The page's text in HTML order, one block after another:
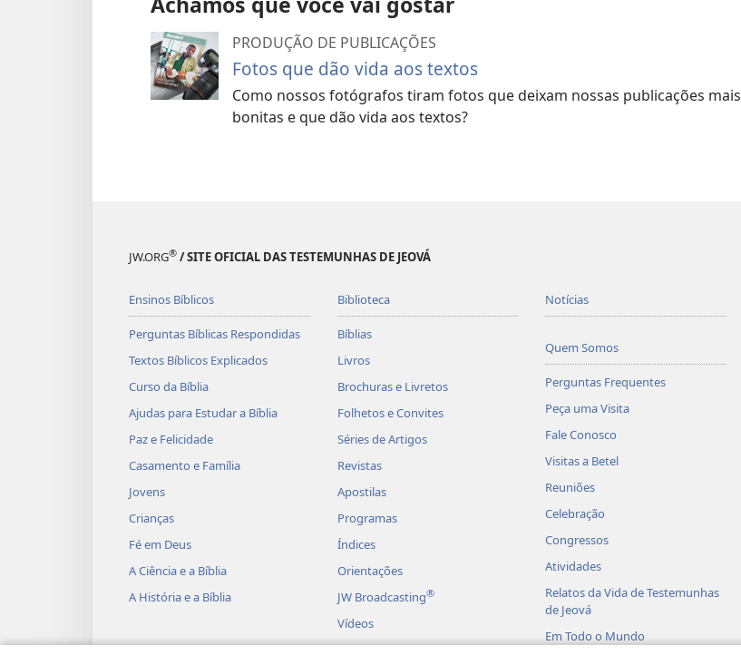
PRODUÇÃO DE PUBLICAÇÕES
Fotos que dão vida aos textos
Como nossos fotógrafos tiram fotos que deixam nossas publicações mais
bonitas e que dão vida aos textos?
JW.ORG® / SITE OFICIAL DAS TESTEMUNHAS DE JEOVÁ
Ensinos Bíblicos
Perguntas Bíblicas Respondidas
Textos Bíblicos Explicados
Curso da Bíblia
Ajudas para Estudar a Bíblia
Paz e Felicidade
Casamento e Família
Jovens
Crianças
Fé em Deus
A Ciência e a Bíblia
A História e a Bíblia
Biblioteca
Bíblias
Livros
Brochuras e Livretos
Folhetos e Convites
Séries de Artigos
Revistas
Apostilas
Programas
Índices
Orientações
JW Broadcasting®
Vídeos
Músicas
Notícias
Quem Somos
Perguntas Frequentes
Peça uma Visita
Fale Conosco
Visitas a Betel
Reuniões
Celebração
Congressos
Atividades
Relatos da Vida de Testemunhas
de Jeová
Em Todo o Mundo